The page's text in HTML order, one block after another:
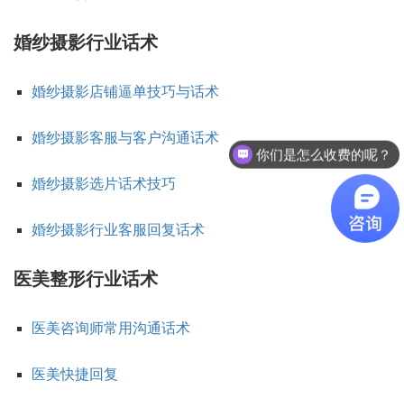
婚纱摄影行业话术
婚纱摄影店铺逼单技巧与话术
婚纱摄影客服与客户沟通话术
婚纱摄影选片话术技巧
婚纱摄影行业客服回复话术
医美整形行业话术
医美咨询师常用沟通话术
医美快捷回复
你们是怎么收费的呢？